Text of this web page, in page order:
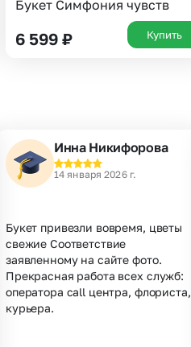
Букет Симфония чувств
6 599 ₽ Купить
Инна Никифорова
14 января 2026 г.
Букет привезли вовремя, цветы
свежие Соответствие
заявленному на сайте фото.
Прекрасная работа всех служб:
оператора call центра, флориста,
курьера.